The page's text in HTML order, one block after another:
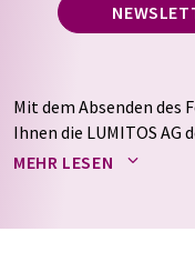
Mit dem Absenden des
Ihnen die LUMITOS AG
Newsletter per E-Mail
auf Basis unserer
MEHR LESEN